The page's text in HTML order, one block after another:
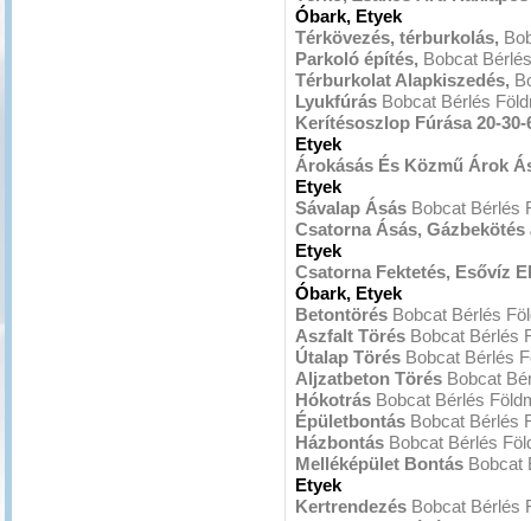
Óbark, Etyek
Térkövezés, térburkolás,
Parkoló építés, Bobcat
Térburkolat Alapkiszedés,
Lyukfúrás Bobcat Bérlés
Kerítésoszlop Fúrása 20-30-
Etyek
Árokásás És Közmű Árok
Etyek
Sávalap Ásás Bobcat Bérlés
Csatorna Ásás,
Etyek
Csatorna Fektetés, Esővíz
Óbark, Etyek
Betontörés Bobcat Bérlés
Aszfalt Törés Bobcat Bérlés
Útalap Törés Bobcat Bérlés
Aljzatbeton Törés Bobcat
Hókotrás Bobcat Bérlés
Épületbontás Bobcat Bérlés
Házbontás Bobcat Bérlés
Melléképület Bontás Bobcat
Etyek
Kertrendezés Bobcat Bérlés